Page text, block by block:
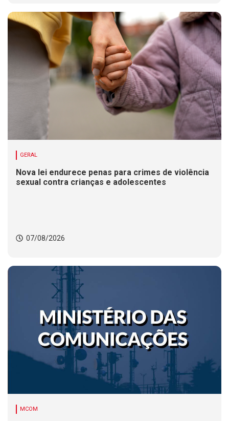
GERAL
Nova lei endurece penas para crimes de violência
sexual contra crianças e adolescentes
07/08/2026
MCOM